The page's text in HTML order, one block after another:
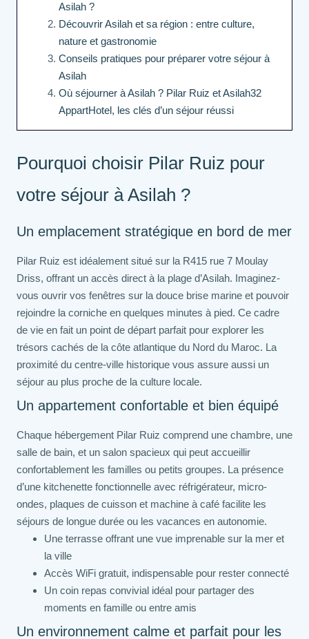
Asilah ?
Découvrir Asilah et sa région : entre culture,
nature et gastronomie
Conseils pratiques pour préparer votre séjour à
Asilah
Où séjourner à Asilah ? Pilar Ruiz et Asilah32
AppartHotel, les clés d’un séjour réussi
Pourquoi choisir Pilar Ruiz pour
votre séjour à Asilah ?
Un emplacement stratégique en bord de mer
Pilar Ruiz est idéalement situé sur la R415 rue 7 Moulay
Driss, offrant un accès direct à la plage d’Asilah. Imaginez-
vous ouvrir vos fenêtres sur la douce brise marine et pouvoir
rejoindre la corniche en quelques minutes à pied. Ce cadre
de vie en fait un point de départ parfait pour explorer les
trésors cachés de la côte atlantique du Nord du Maroc. La
proximité du centre-ville historique vous assure aussi un
séjour au plus proche de la culture locale.
Un appartement confortable et bien équipé
Chaque hébergement Pilar Ruiz comprend une chambre, une
salle de bain, et un salon spacieux qui peut accueillir
confortablement les familles ou petits groupes. La présence
d’une kitchenette fonctionnelle avec réfrigérateur, micro-
ondes, plaques de cuisson et machine à café facilite les
séjours de longue durée ou les vacances en autonomie.
Une terrasse offrant une vue imprenable sur la mer et
la ville
Accès WiFi gratuit, indispensable pour rester connecté
Un coin repas convivial idéal pour partager des
moments en famille ou entre amis
Un environnement calme et parfait pour les